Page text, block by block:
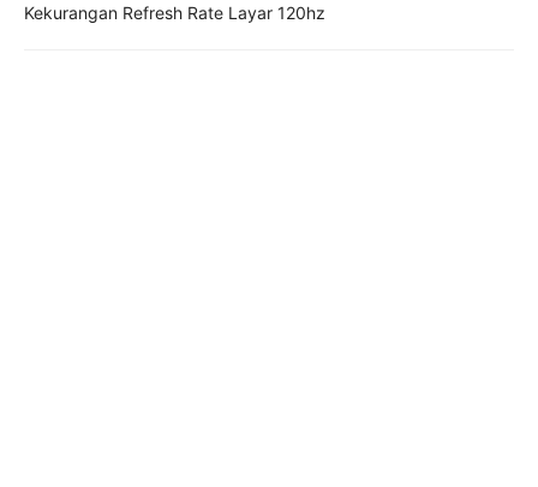
Kekurangan Refresh Rate Layar 120hz